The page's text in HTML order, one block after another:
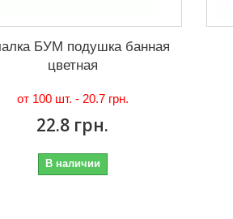
БУМ подушка банная
цветная
от 100 шт. - 20.7 грн.
22.8 грн.
В наличии